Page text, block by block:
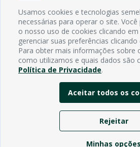
Endereço
Avenida Rio Branco, 484 - Prata,
Contato
Email:
Horário de
Segunda à Sexta de 7h ás 13h, exceto
estaduais e municipais.
Usamos cookies e tecnologias
necessárias para operar o site.
o nosso uso de cookies clicando
gerenciar suas preferências clicando
Para obter mais informações sobre
como utilizamos e quais dados são
Política de Privacidade.
Aceitar todos os
Rejeitar
Minhas opções